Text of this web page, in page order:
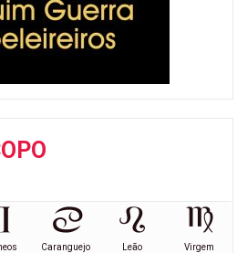
Caranguejo Leão Virgem